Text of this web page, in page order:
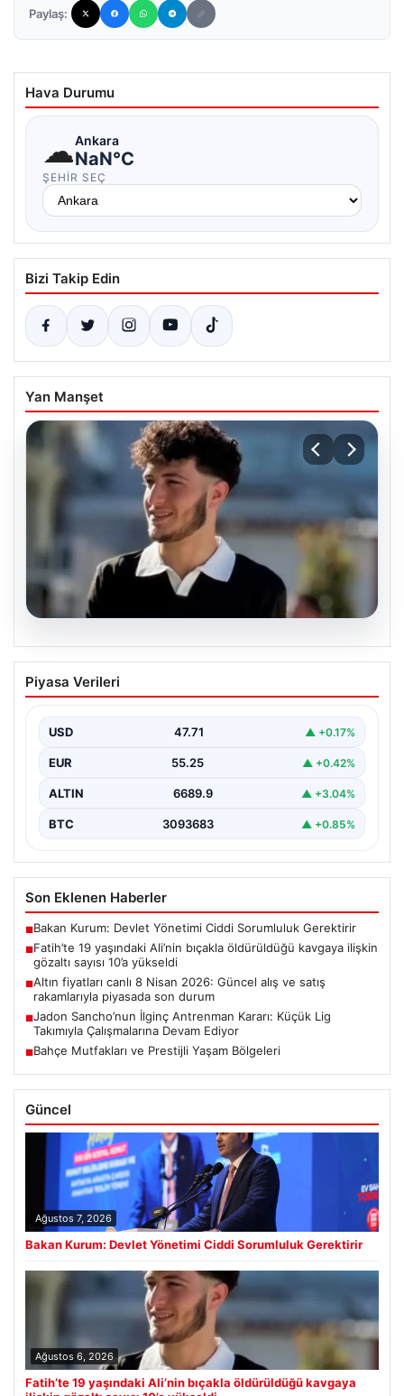
Paylaş:
Hava Durumu
☁Ankara
NaN°C
ŞEHIR SEÇ
Bizi Takip Edin
Yan Manşet
06.08.2026
Fatih’te 19 yaşındaki Ali’nin bıçakla
öldürüldüğü kavgaya ilişkin gözaltı
Piyasa Verileri
USD 47.71 ▲ +0.17%
EUR 55.25 ▲ +0.42%
ALTIN 6689.9 ▲ +3.04%
BTC 3093683 ▲ +0.85%
Son Eklenen Haberler
■Bakan Kurum: Devlet Yönetimi Ciddi Sorumluluk Gerektirir
■Fatih’te 19 yaşındaki Ali’nin bıçakla öldürüldüğü kavgaya ilişkin
gözaltı sayısı 10’a yükseldi
■Altın fiyatları canlı 8 Nisan 2026: Güncel alış ve satış
rakamlarıyla piyasada son durum
■Jadon Sancho’nun İlginç Antrenman Kararı: Küçük Lig
Takımıyla Çalışmalarına Devam Ediyor
■Bahçe Mutfakları ve Prestijli Yaşam Bölgeleri
Güncel
Ağustos 7, 2026
Bakan Kurum: Devlet Yönetimi Ciddi Sorumluluk Gerektirir
Ağustos 6, 2026
Fatih’te 19 yaşındaki Ali’nin bıçakla öldürüldüğü kavgaya